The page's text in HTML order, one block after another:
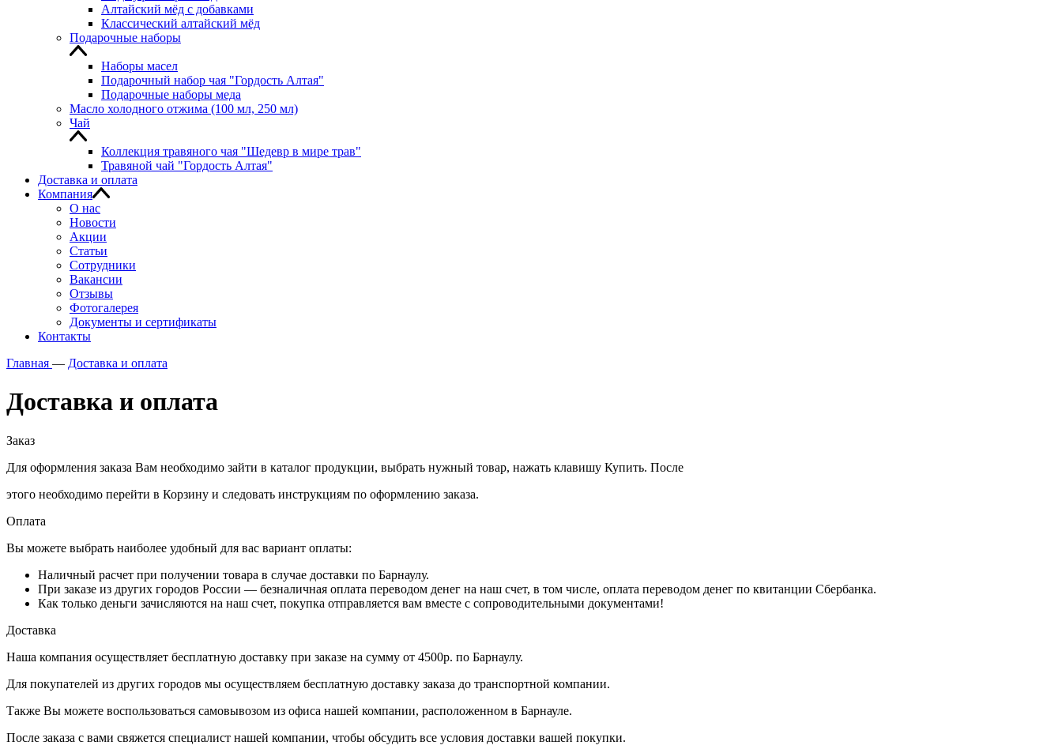
Алтайский мёд с добавками
Классический алтайский мёд
Подарочные наборы
Наборы масел
Подарочный набор чая "Гордость Алтая"
Подарочные наборы меда
Масло холодного отжима (100 мл, 250 мл)
Чай
Коллекция травяного чая "Шедевр в мире трав"
Травяной чай "Гордость Алтая"
Доставка и оплата
Компания
О нас
Новости
Акции
Статьи
Сотрудники
Вакансии
Отзывы
Фотогалерея
Документы и сертификаты
Контакты
Главная — Доставка и оплата
Доставка и оплата
Заказ
Для оформления заказа Вам необходимо зайти в каталог продукции, выбрать нужный товар, нажать клавишу Купить. После
этого необходимо перейти в Корзину и следовать инструкциям по оформлению заказа.
Оплата
Вы можете выбрать наиболее удобный для вас вариант оплаты:
Наличный расчет при получении товара в случае доставки по Барнаулу.
При заказе из других городов России — безналичная оплата переводом денег на наш счет, в том числе, оплата переводом денег по квитанции Сбербанка.
Как только деньги зачисляются на наш счет, покупка отправляется вам вместе с сопроводительными документами!
Доставка
Наша компания осуществляет бесплатную доставку при заказе на сумму от 4500р. по Барнаулу.
Для покупателей из других городов мы осуществляем бесплатную доставку заказа до транспортной компании.
Также Вы можете воспользоваться самовывозом из офиса нашей компании, расположенном в Барнауле.
После заказа с вами свяжется специалист нашей компании, чтобы обсудить все условия доставки вашей покупки.